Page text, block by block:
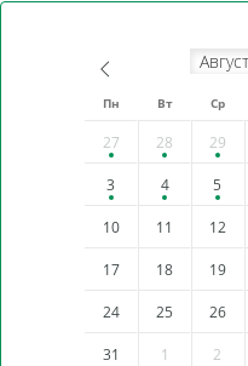
Пн Вт Ср
27 28 29
3 4 5
10 11 12
17 18 19
24 25 26
31 1 2